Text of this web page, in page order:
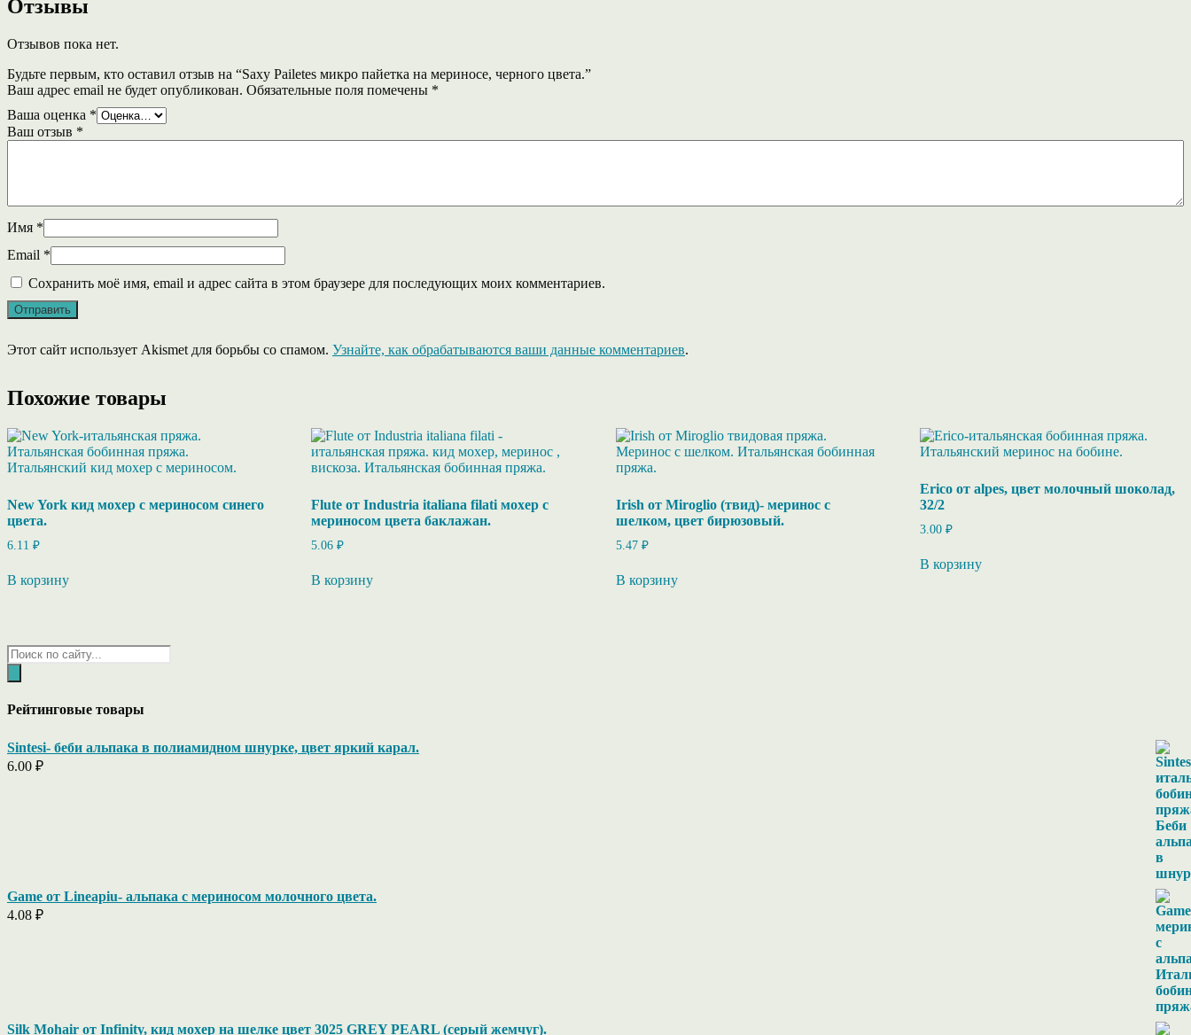
Отзывы
Отзывов пока нет.
Будьте первым, кто оставил отзыв на “Saxy Pailetes микро пайетка на мериносе, черного цвета.”
Ваш адрес email не будет опубликован. Обязательные поля помечены *
Ваша оценка *
Ваш отзыв *
Имя *
Email *
Сохранить моё имя, email и адрес сайта в этом браузере для последующих моих комментариев.
Этот сайт использует Akismet для борьбы со спамом. Узнайте, как обрабатываются ваши данные комментариев.
Похожие товары
New York кид мохер с мериносом синего
цвета.
6.11 ₽
В корзину
Flute от Industria italiana filati мохер с
мериносом цвета баклажан.
5.06₽
В корзину
Irish от Miroglio (твид)- меринос с
шелком, цвет бирюзовый.
5.47 ₽
В корзину
Erico от alpes, цвет молочный шоколад,
32/2
3.00 ₽
В корзину
Поиск
товаров
Рейтинговые товары
Sintesi- беби альпака в полиамидном шнурке, цвет яркий карал.
6.00 ₽
Game от Lineapiu- альпака c мериносом молочного цвета.
4.08 ₽
Silk Mohair от Infinity, кид мохер на шелке цвет 3025 GREY PEARL (серый жемчуг).